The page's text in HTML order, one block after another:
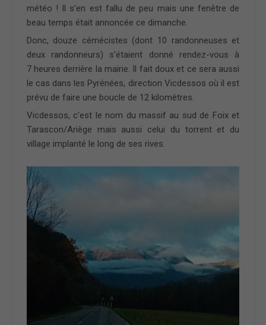
météo ! Il s’en est fallu de peu mais une fenêtre de
beau temps était annoncée ce dimanche.
Donc, douze cémécistes (dont 10 randonneuses et
deux randonneurs) s’étaient donné rendez-vous à
7 heures derrière la mairie. Il fait doux et ce sera aussi
le cas dans les Pyrénées, direction Vicdessos où il est
prévu de faire une boucle de 12 kilomètres.
Vicdessos, c’est le nom du massif au sud de Foix et
Tarascon/Ariège mais aussi celui du torrent et du
village implanté le long de ses rives.